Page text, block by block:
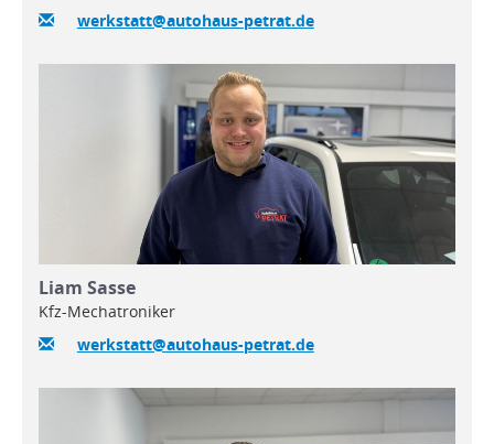
werkstatt@autohaus-petrat.de
Liam Sasse
Kfz-Mechatroniker
werkstatt@autohaus-petrat.de